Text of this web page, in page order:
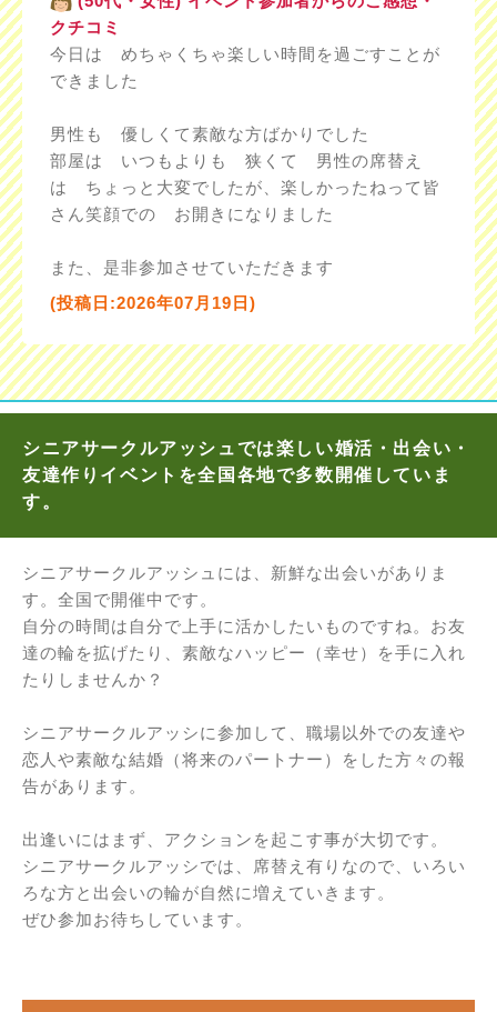
クチコミ
今日は めちゃくちゃ楽しい時間を過ごすことが
できました
男性も 優しくて素敵な方ばかりでした
部屋は いつもよりも 狭くて 男性の席替え
は ちょっと大変でしたが、楽しかったねって皆
さん笑顔での お開きになりました
また、是非参加させていただきます
(投稿日:2026年07月19日)
シニアサークルアッシュでは楽しい婚活・出会い・
友達作りイベントを全国各地で多数開催していま
す。
シニアサークルアッシュには、新鮮な出会いがありま
す。全国で開催中です。
自分の時間は自分で上手に活かしたいものですね。お友
達の輪を拡げたり、素敵なハッピー（幸せ）を手に入れ
たりしませんか？
シニアサークルアッシに参加して、職場以外での友達や
恋人や素敵な結婚（将来のパートナー）をした方々の報
告があります。
出逢いにはまず、アクションを起こす事が大切です。
シニアサークルアッシでは、席替え有りなので、いろい
ろな方と出会いの輪が自然に増えていきます。
ぜひ参加お待ちしています。